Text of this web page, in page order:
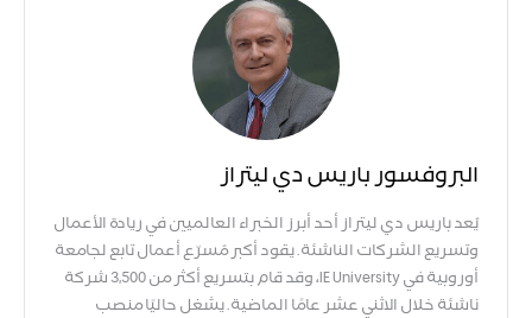
البروفسور باريس دي ليتراز
يُعد باريس دي ليتراز أحد أبرز الخبراء العالميين في ريادة الأعمال
وتسريع الشركات الناشئة. يقود أكبر مُسرّع أعمال تابع لجامعة
أوروبية في IE University، وقد قام بتسريع أكثر من 3,500 شركة
ناشئة خلال الاثني عشر عامًا الماضية. يشغل حاليًا منصب